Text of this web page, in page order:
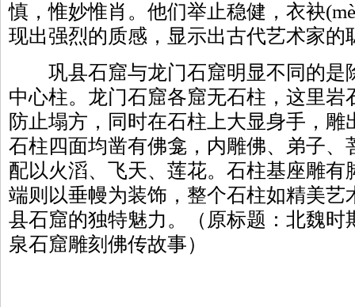
慎，惟妙惟肖。他们举止稳健，衣袂
现出强烈的质感，显示出古代艺术家的
巩县石窟与龙门石窟明显不同的是
中心柱。龙门石窟各窟无石柱，这里岩
防止塌方，同时在石柱上大显身手，
石柱四面均凿有佛龛，内雕佛、弟子、
配以火滔、飞天、莲花。石柱基座雕有
端则以垂幔为装饰，整个石柱如精美艺
县石窟的独特魅力。（原标题：北魏时
泉石窟雕刻佛传故事）